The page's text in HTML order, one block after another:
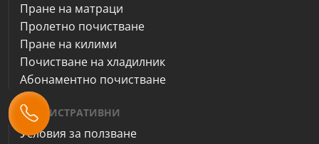
Пране на матраци
Пролетно почистване
Пране на килими
Почистване на хладилник
Абонаментно почистване
АДМИНИСТРАТИВНИ
Условия за ползване